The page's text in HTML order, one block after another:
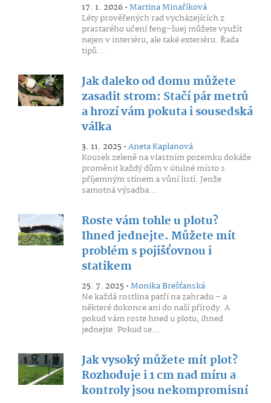
17. 1. 2026 •Martina Minaříková
Léty prověřených rad vycházejících z
prastarého učení feng-šuej můžete využít
nejen v interiéru, ale také exteriéru. Řada
tipů...
Jak daleko od domu můžete
zasadit strom: Stačí pár metrů
a hrozí vám pokuta i sousedská
válka
3. 11. 2025 •Aneta Kaplanová
Kousek zeleně na vlastním pozemku dokáže
proměnit každý dům v útulné místo s
příjemným stínem a vůní listí. Jenže
samotná výsadba...
Roste vám tohle u plotu?
Ihned jednejte. Můžete mít
problém s pojišťovnou i
statikem
25. 7. 2025 •Monika Brešťanská
Ne každá rostlina patří na zahradu – a
některé dokonce ani do naší přírody. A
pokud vám roste hned u plotu, ihned
jednejte. Pokud se...
Jak vysoký můžete mít plot?
Rozhoduje i 1 cm nad míru a
kontroly jsou nekompromisní